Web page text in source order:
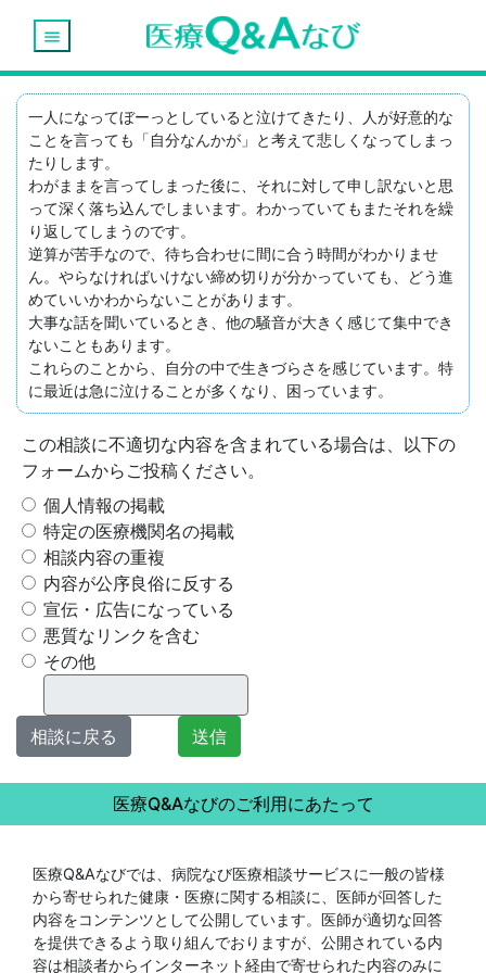
menu
一人になってぼーっとしていると泣けてきたり、人が好意的な
ことを言っても「自分なんかが」と考えて悲しくなってしまっ
たりします。
わがままを言ってしまった後に、それに対して申し訳ないと思
って深く落ち込んでしまいます。わかっていてもまたそれを繰
り返してしまうのです。
逆算が苦手なので、待ち合わせに間に合う時間がわかりませ
ん。やらなければいけない締め切りが分かっていても、どう進
めていいかわからないことがあります。
大事な話を聞いているとき、他の騒音が大きく感じて集中でき
ないこともあります。
これらのことから、自分の中で生きづらさを感じています。特
に最近は急に泣けることが多くなり、困っています。
この相談に不適切な内容を含まれている場合は、以下の
フォームからご投稿ください。
個人情報の掲載
特定の医療機関名の掲載
相談内容の重複
内容が公序良俗に反する
宣伝・広告になっている
悪質なリンクを含む
その他
相談に戻る 送信
医療Q&Aなびのご利用にあたって
医療Q&Aなびでは、病院なび医療相談サービスに一般の皆様
から寄せられた健康・医療に関する相談に、医師が回答した
内容をコンテンツとして公開しています。医師が適切な回答
を提供できるよう取り組んでおりますが、公開されている内
容は相談者からインターネット経由で寄せられた内容のみに